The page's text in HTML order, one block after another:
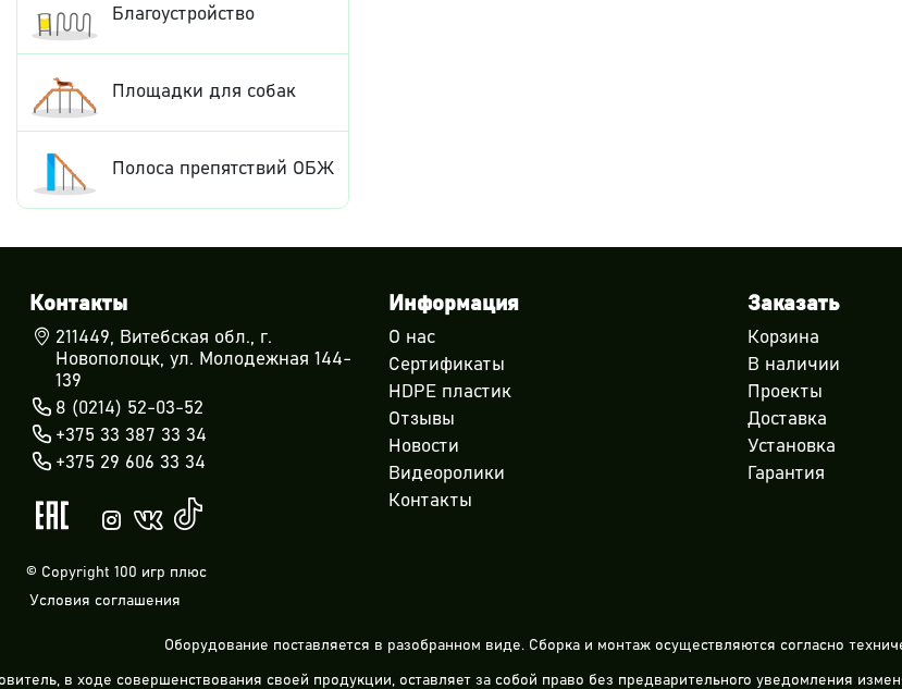
Благоустройство
Площадки для собак
Полоса препятствий ОБЖ
Контакты
211449, Витебская обл., г.
Новополоцк, ул. Молодежная 144-
139
8 (0214) 52-03-52
+375 33 387 33 34
+375 29 606 33 34
© Copyright 100 игр плюс
Условия соглашения
Информация
О нас
Сертификаты
HDPE пластик
Отзывы
Новости
Видеоролики
Контакты
Заказать
Корзина
В наличии
Проекты
Доставка
Установка
Гарантия
Оборудование поставляется в разобранном виде. Сборка и монтаж осуществляются согласно
в ходе совершенствования своей продукции, оставляет за собой право без предварительного уведомления